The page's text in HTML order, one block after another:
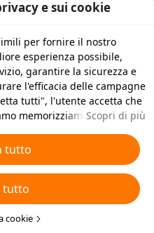
e sui cookie
per fornire il nostro
esperienza possibile,
garantire la sicurezza e
l'efficacia delle campagne
tutti", l'utente accetta che
memorizziamo cookie e
"Rifiuta tutti" per i
quali tipi di cookie
"Personalizza cookie" qui
impostazioni sulla privacy.
la nostraInformativa sui
Scopri di più
tutto
tutto
cookie